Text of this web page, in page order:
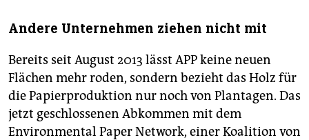
Andere Unternehmen ziehen nicht mit
Bereits seit August 2013 lässt APP keine neuen
Flächen mehr roden, sondern bezieht das Holz für
die Papierproduktion nur noch von Plantagen. Das
jetzt geschlossenen Abkommen mit dem
Environmental Paper Network, einer Koalition von